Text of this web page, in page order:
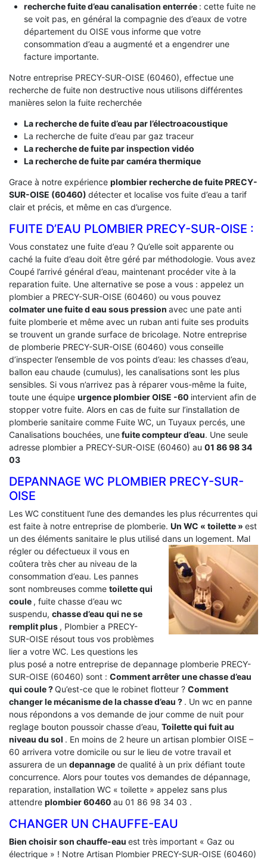
recherche fuite d’eau canalisation enterrée : cette fuite ne
se voit pas, en général la compagnie des d’eaux de votre
département du OISE vous informe que votre
consommation d’eau a augmenté et a engendrer une
facture importante.
Notre entreprise PRECY-SUR-OISE (60460), effectue une
recherche de fuite non destructive nous utilisons différentes
manières selon la fuite recherchée
La recherche de fuite d’eau par l’électroacoustique
La recherche de fuite d’eau par gaz traceur
La recherche de fuite par inspection vidéo
La recherche de fuite par caméra thermique
Grace à notre expérience plombier recherche de fuite PRECY-
SUR-OISE (60460) détecter et localise vos fuite d’eau a tarif
clair et précis, et même en cas d’urgence.
FUITE D’EAU PLOMBIER PRECY-SUR-OISE :
Vous constatez une fuite d’eau ? Qu’elle soit apparente ou
caché la fuite d’eau doit être géré par méthodologie. Vous avez
Coupé l’arrivé général d’eau, maintenant procéder vite à la
reparation fuite. Une alternative se pose a vous : appelez un
plombier a PRECY-SUR-OISE (60460) ou vous pouvez
colmater une fuite d eau sous pression avec une pate anti
fuite plomberie et même avec un ruban anti fuite ses produits
se trouvent un grande surface de bricolage. Notre entreprise
de plomberie PRECY-SUR-OISE (60460) vous conseille
d’inspecter l’ensemble de vos points d’eau: les chasses d’eau,
ballon eau chaude (cumulus), les canalisations sont les plus
sensibles. Si vous n’arrivez pas à réparer vous-même la fuite,
toute une équipe urgence plombier OISE -60 intervient afin de
stopper votre fuite. Alors en cas de fuite sur l’installation de
plomberie sanitaire comme Fuite WC, un Tuyaux percés, une
Canalisations bouchées, unefuite compteur d’eau. Une seule
adresse plombier a PRECY-SUR-OISE (60460) au 01 86 98 34
03
DEPANNAGE WC PLOMBIER PRECY-SUR-
OISE
Les WC constituent l’une des demandes les plus récurrentes qui
est faite à notre entreprise de plomberie. Un WC « toilette » est
un des éléments sanitaire le plus utilisé dans un logement. Mal
régler ou défectueux il vous en
coûtera très cher au niveau de la
consommation d’eau. Les pannes
sont nombreuses comme toilette qui
coule , fuite chasse d’eau wc
suspendu, chasse d’eau qui ne se
remplit plus , Plombier a PRECY-
SUR-OISE résout tous vos problèmes
lier a votre WC. Les questions les
plus posé a notre entreprise de depannage plomberie PRECY-
SUR-OISE (60460) sont : Comment arrêter une chasse d’eau
qui coule ?Qu’est-ce que le robinet flotteur ? Comment
changer le mécanisme de la chasse d’eau ? . Un wc en panne
nous répondons a vos demande de jour comme de nuit pour
reglage bouton poussoir chasse d’eau, Toilette qui fuit au
niveau du sol . En moins de 2 heure un artisan plombier OISE –
60 arrivera votre domicile ou sur le lieu de votre travail et
assurera de un depannage de qualité à un prix défiant toute
concurrence. Alors pour toutes vos demandes de dépannage,
reparation, installation WC « toilette » appelez sans plus
attendre plombier 60460 au 01 86 98 34 03 .
CHANGER UN CHAUFFE-EAU
Bien choisir son chauffe-eau est très important « Gaz ou
électrique » ! Notre Artisan Plombier PRECY-SUR-OISE (60460)